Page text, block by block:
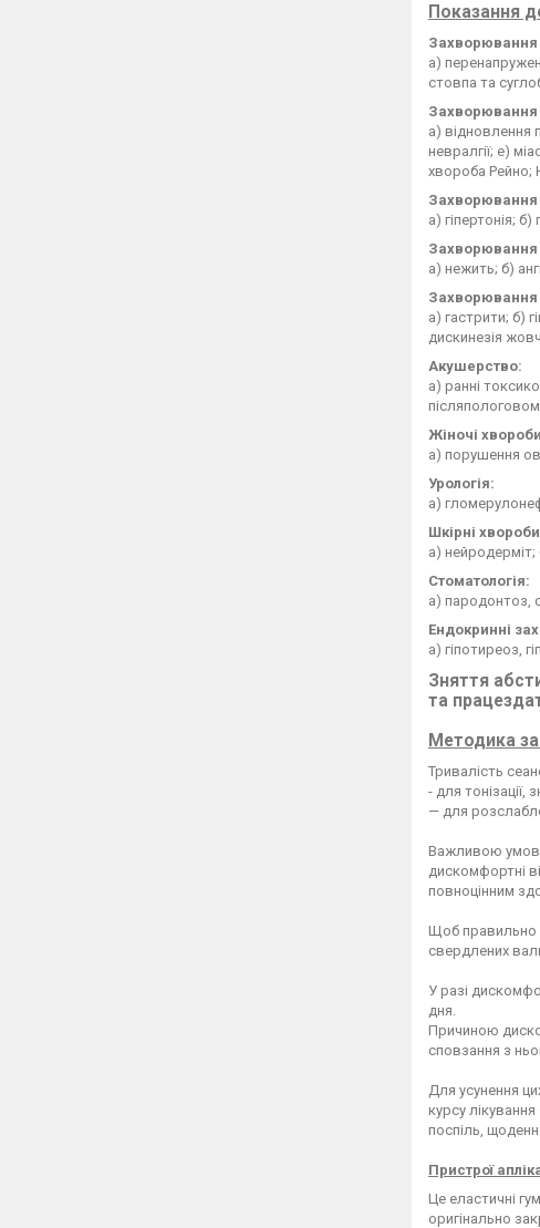
Показання
Захворювання
а)
стовпа та
Захворювання
а) відновлення
невралгії; е)
хвороба Рейно;
Захворювання
а) гіпертонія;
Захворювання
а) нежить; б)
Захворювання
а) гастрити; б)
дискинезія
Акушерство:
а) ранні
Жіночі
а) порушення
Урологія:
а)
Шкірні
а) нейродерміт;
Стоматологія:
а) пародонтоз,
Ендокринні
а) гіпотиреоз,
Зняття
та
Методика
Тривалість
- для тонізації,
— для
Важливою
дискомфортні
повноцінним
Щоб правильно
свердлених
У разі
дня.
Причиною
сповзання з
Для усунення
курсу
поспіль,
Пристрої
Це еластичні
оригінально